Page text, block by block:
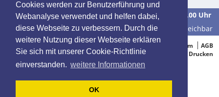
Cookies werden zur Benutzerführung und
Webanalyse verwendet und helfen dabei,
diese Webseite zu verbessern. Durch die
weitere Nutzung dieser Webseite erklären
Sie sich mit unserer Cookie-Richtlinie
einverstanden. weitere Informationen
OK
Wir sindMontag bis Freitagin der Zeit von9.00 bis 16.00 Uhr
unter der Telefonnummer0 39 28 / 70 37 90für Sie erreichbar
© 2005-2015 Oelbestellung.de Impressum
AGB
Datenschutz
Drucken